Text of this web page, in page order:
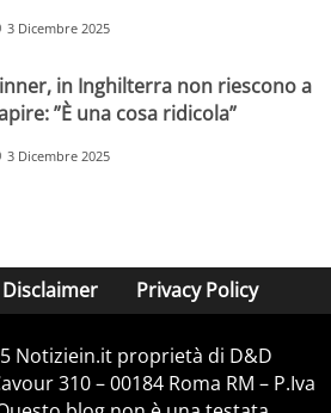
3 Dicembre 2025
in Inghilterra non riescono a
”È una cosa ridicola”
3 Dicembre 2025
Disclaimer Privacy Policy
Notiziein.it proprietà di D&D
310 – 00184 Roma RM – P.Iva